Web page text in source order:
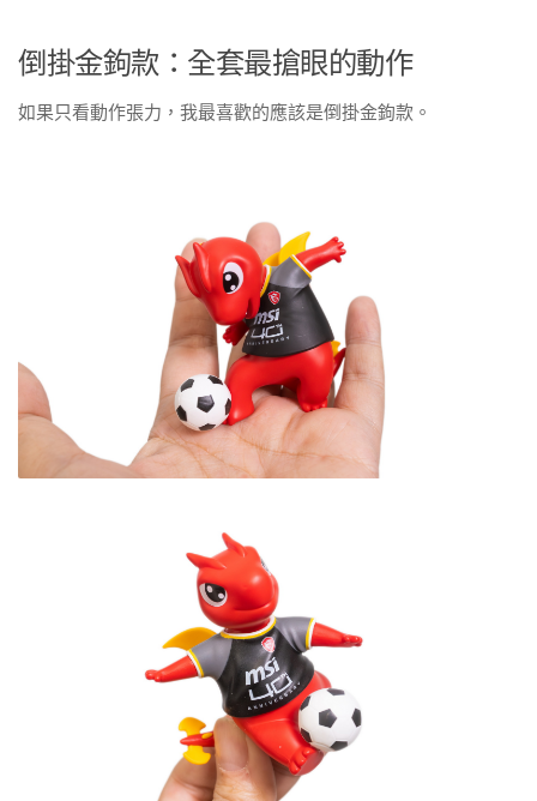
倒掛金鉤款：全套最搶眼的動作
如果只看動作張力，我最喜歡的應該是倒掛金鉤款。